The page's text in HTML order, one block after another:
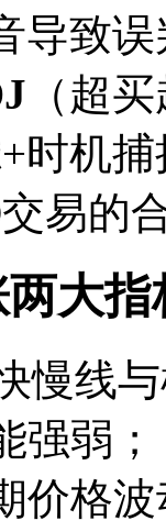
导致
（超
时机
易的
大
慢线
强弱；
价格